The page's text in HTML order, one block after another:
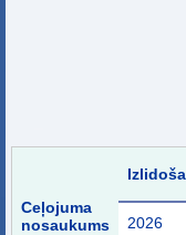
Ceļojuma
nosaukums
2026